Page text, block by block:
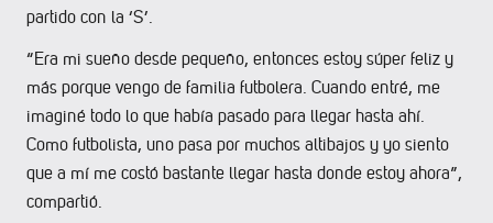
partido con la ‘S’.
“Era mi sueño desde pequeño, entonces estoy súper feliz y
más porque vengo de familia futbolera. Cuando entré, me
imaginé todo lo que había pasado para llegar hasta ahí.
Como futbolista, uno pasa por muchos altibajos y yo siento
que a mí me costó bastante llegar hasta donde estoy ahora”,
compartió.